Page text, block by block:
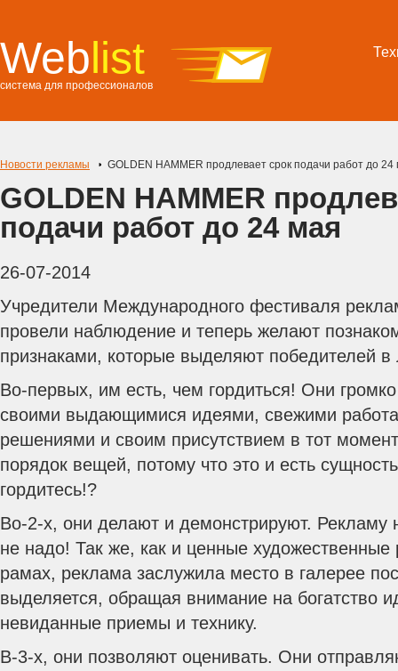
Weblist
система для профессионалов
Новости рекламы GOLDEN HAMMER продлевает срок подачи работ до 24
GOLDEN HAMMER
подачи работ до 24 мая
26-07-2014
Учредители Международного фестиваля
провели наблюдение и теперь желают
признаками, которые выделяют победителей
Во-первых, им есть, чем гордиться! Они
своими выдающимися идеями, свежими
решениями и своим присутствием в тот
порядок вещей, потому что это и есть
гордитесь!?
Во-2-х, они делают и демонстрируют. Рекламу
не надо! Так же, как и ценные художественные
рамах, реклама заслужила место в галерее
выделяется, обращая внимание на богатство
невиданные приемы и технику.
В-3-х, они позволяют оценивать. Они